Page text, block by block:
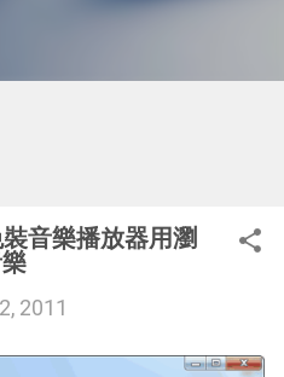
音樂播放器用瀏
2011